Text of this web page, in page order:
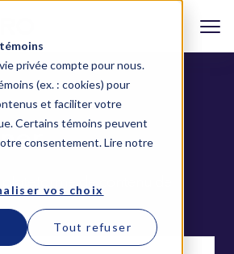
privée compte pour nous.
(ex. : cookies) pour
et faciliter votre
Certains témoins peuvent
consentement.Lire notre
vos choix
Tout refuser
plateforme de contenu de